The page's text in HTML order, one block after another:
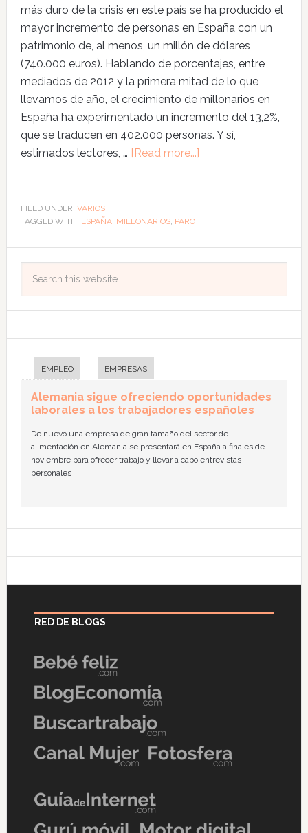
más duro de la crisis en este país se ha producido el
mayor incremento de personas en España con un
patrimonio de, al menos, un millón de dólares
(740.000 euros). Hablando de porcentajes, entre
mediados de 2012 y la primera mitad de lo que
llevamos de año, el crecimiento de millonarios en
España ha experimentado un incremento del 13,2%,
que se traducen en 402.000 personas. Y sí,
estimados lectores, … [Read more...]
FILED UNDER: VARIOS
TAGGED WITH: ESPAÑA, MILLONARIOS, PARO
EMPLEO EMPRESAS
Alemania sigue ofreciendo oportunidades
laborales a los trabajadores españoles
De nuevo una empresa de gran tamaño del sector de
alimentación en Alemania se presentará en España a finales de
noviembre para ofrecer trabajo y llevar a cabo entrevistas
personales
RED DE BLOGS